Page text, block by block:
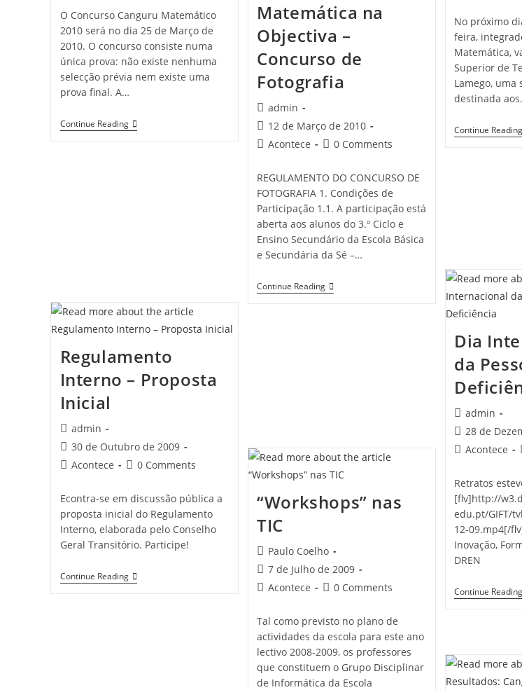
O Concurso Canguru Matemático
2010 será no dia 25 de Março de
2010. O concurso consiste numa
única prova: não existe nenhuma
selecção prévia nem existe uma
prova final. A…
Continue ReadingCanguru
Matemático
No próximo
feira,
Matemática,
Superior de
Lamego, uma
destinada
Continue Reading
Matemática na
Objectiva –
Concurso de
Fotografia
Post
author:
admin
Post
published:
12 de Março de 2010
PostAcontece
Post0 Comments
REGULAMENTO DO CONCURSO DE
FOTOGRAFIA 1. Condições de
Participação 1.1. A participação está
aberta aos alunos do 3.º Ciclo e
Ensino Secundário da Escola Básica
e Secundária da Sé –…
Continue ReadingMatemática
Na
Dia
da
Post
author:
admin
Post
published:
28 de
PostAcontece
Retratos
[flv]http://
edu.pt/GIFT/
12-09.mp4[/
Inovação,
DREN
Continue Reading
Regulamento
Interno – Proposta
Inicial
Post
author:
admin
Post
published:
30 de Outubro de 2009
PostAcontece
Post0 Comments
Econtra-se em discussão pública a
proposta inicial do Regulamento
Interno, elaborada pelo Conselho
Geral Transitório. Participe!
Continue ReadingRegulamento
Interno
“Workshops” nas
TIC
Post
author:
Paulo Coelho
Post
published:
7 de Julho de 2009
PostAcontece
Post0 Comments
Tal como previsto no plano de
actividades da escola para este ano
lectivo 2008-2009, os professores
que constituem o Grupo Disciplinar
de Informática da Escola